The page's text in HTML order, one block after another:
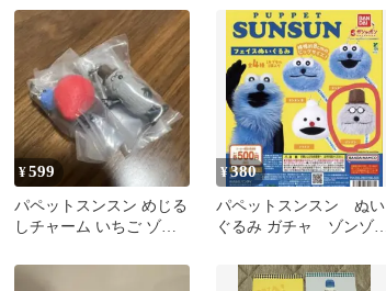
¥599
パペットスンスン めじる
しチャーム いちご ゾン
¥380
パペットスンスン ぬい
ぐるみ ガチャ ゾンゾ